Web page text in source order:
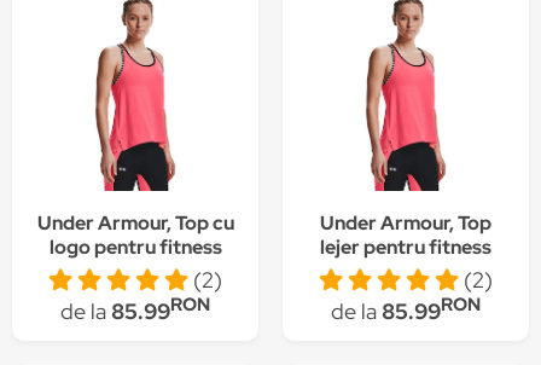
Under Armour, Top cu
logo pentru fitness
Knockout,
Roz/Negru/Alb
(2)
de la 85.99RON
Under Armour, Top
lejer pentru fitness
Knockout,
Roz/Negru/Alb
(2)
de la 85.99RON